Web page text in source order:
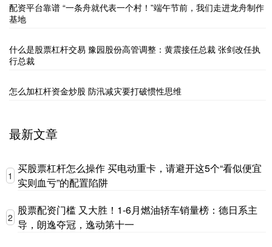
配资平台靠谱 “一条舟就代表一个村！”端午节前，我们走进龙舟制作
基地
什么是股票杠杆交易 豫园股份高管调整：黄震接任总裁 张剑改任执
行总裁
怎么加杠杆资金炒股 防汛减灾要打破惯性思维
最新文章
1
买股票杠杆怎么操作 买电动重卡，请避开这5个“看似便宜
实则血亏”的配置陷阱
2
股票配资门槛 又大胜！1-6月燃油轿车销量榜：德日系主
导，朗逸夺冠，逸动第十一